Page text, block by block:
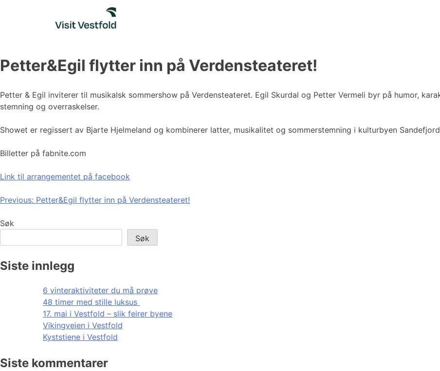
Petter&Egil flytter inn på Verdensteateret!
Petter & Egil inviterer til musikalsk sommershow på Verdensteateret. Egil Skurdal og Petter Vermeli byr på humor,
stemning og overraskelser.
Showet er regissert av Bjarte Hjelmeland og kombinerer latter, musikalitet og sommerstemning i kulturbyen
Billetter på fabnite.com
Link til arrangementet på facebook
Innleggsnavigasjon
Previous: Petter&Egil flytter inn på Verdensteateret!
Søk
Søk
Siste innlegg
6 vinteraktiviteter du må prøve
48 timer med stille luksus
17. mai i Vestfold – slik feirer byene
Vikingveien i Vestfold
Kyststiene i Vestfold
Siste kommentarer